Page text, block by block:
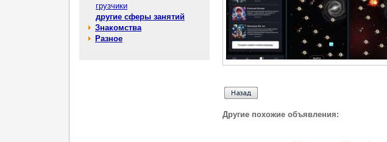
грузчики
другие сферы занятий
Знакомства
Разное
Другие похожие объявления: